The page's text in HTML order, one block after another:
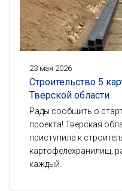
23 мая 2026
Строительство 5
Тверской области.
Рады сообщить о
проекта! Тверская
приступила к
картофелехранилищ,
каждый.